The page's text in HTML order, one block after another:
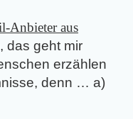
Anbieter aus
das geht mir
erzählen
denn … a)